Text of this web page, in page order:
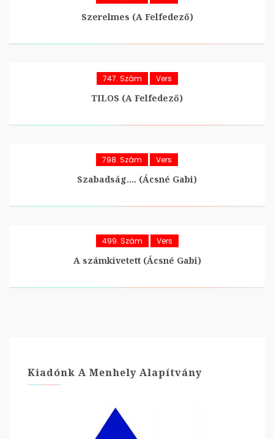
Szerelmes (A Felfedező)
747. Szám Vers
TILOS (A Felfedező)
798. Szám Vers
Szabadság…. (Ácsné Gabi)
499. Szám Vers
A számkivetett (Ácsné Gabi)
Kiadónk A Menhely Alapítvány